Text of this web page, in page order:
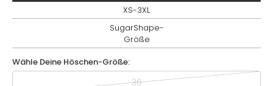
Größe
XS-3XL
SugarShape-
Größe
Wähle Deine Höschen-Größe:
Wähle Deine Höschen-Größe:
36